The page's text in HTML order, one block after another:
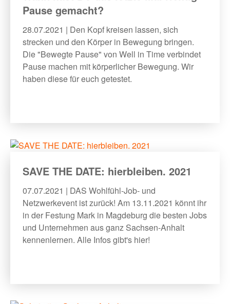
Pause gemacht?
28.07.2021 | Den Kopf kreisen lassen, sich
strecken und den Körper in Bewegung bringen.
Die "Bewegte Pause" von Well in Time verbindet
Pause machen mit körperlicher Bewegung. Wir
haben diese für euch getestet.
SAVE THE DATE: hierbleiben. 2021
07.07.2021 | DAS Wohlfühl-Job- und
Netzwerkevent ist zurück! Am 13.11.2021 könnt ihr
in der Festung Mark in Magdeburg die besten Jobs
und Unternehmen aus ganz Sachsen-Anhalt
kennenlernen. Alle Infos gibt's hier!